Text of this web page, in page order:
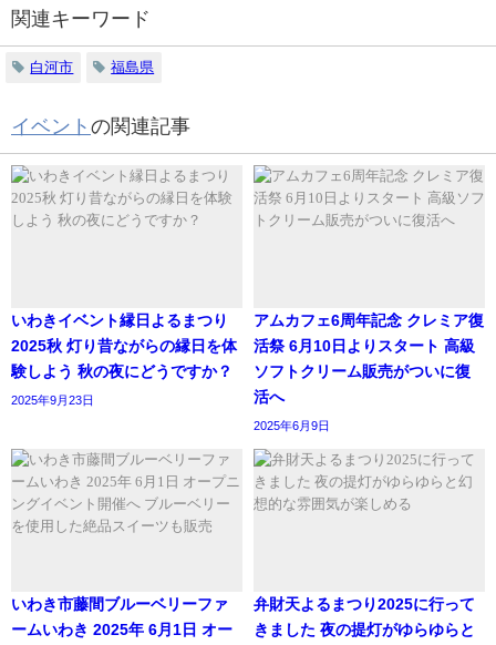
関連キーワード
白河市 福島県
イベント の関連記事
いわきイベント縁日よるまつり
2025秋 灯り昔ながらの縁日を体
験しよう 秋の夜にどうですか？
2025年9月23日
アムカフェ6周年記念 クレミア復
活祭 6月10日よりスタート 高級
ソフトクリーム販売がついに復
活へ
2025年6月9日
いわき市藤間ブルーベリーファ
ームいわき 2025年 6月1日 オー
弁財天よるまつり2025に行って
きました 夜の提灯がゆらゆらと